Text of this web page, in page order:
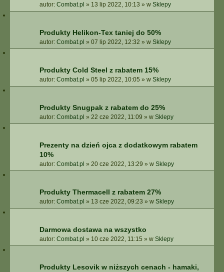
autor: Combat.pl » 13 lip 2022, 10:13 » w Sklepy
Produkty Helikon-Tex taniej do 50%
autor: Combat.pl » 07 lip 2022, 12:32 » w Sklepy
Produkty Cold Steel z rabatem 15%
autor: Combat.pl » 05 lip 2022, 10:05 » w Sklepy
Produkty Snugpak z rabatem do 25%
autor: Combat.pl » 22 cze 2022, 11:09 » w Sklepy
Prezenty na dzień ojca z dodatkowym rabatem
10%
autor: Combat.pl » 20 cze 2022, 13:29 » w Sklepy
Produkty Thermacell z rabatem 27%
autor: Combat.pl » 13 cze 2022, 09:23 » w Sklepy
Darmowa dostawa na wszystko
autor: Combat.pl » 10 cze 2022, 11:15 » w Sklepy
Produkty Lesovik w niższych cenach - hamaki,